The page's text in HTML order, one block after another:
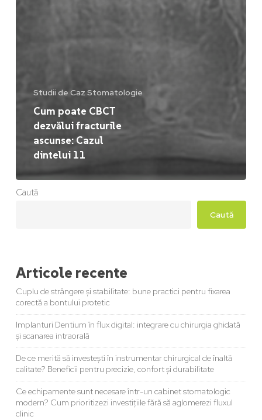
Studii de Caz Stomatologie
Cum poate CBCT
dezvălui fracturile
ascunse: Cazul
dintelui 11
Caută
Caută
Articole recente
Cuplu de strângere și stabilitate: bune practici pentru fixarea
corectă a bontului protetic
Implanturi Dentium în flux digital: integrare cu chirurgia ghidată
și scanarea intraorală
De ce merită să investești în instrumentar chirurgical de înaltă
calitate? Beneficii pentru precizie, confort și durabilitate
Ce echipamente sunt necesare într-un cabinet stomatologic
modern? Cum prioritizezi investițiile fără să aglomerezi fluxul
clinic